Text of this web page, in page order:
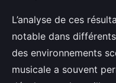
L’analyse de ces
notable dans
des environnements
musicale a souvent